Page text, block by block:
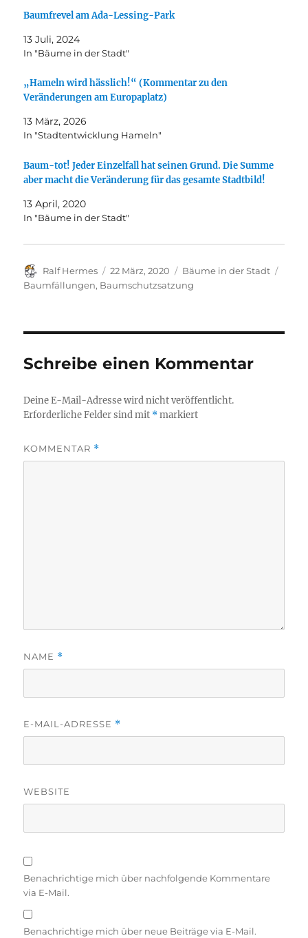
Baumfrevel am Ada-Lessing-Park
13 Juli, 2024
In "Bäume in der Stadt"
„Hameln wird hässlich!“ (Kommentar zu den
Veränderungen am Europaplatz)
13 März, 2026
In "Stadtentwicklung Hameln"
Baum-tot! Jeder Einzelfall hat seinen Grund. Die Summe
aber macht die Veränderung für das gesamte Stadtbild!
13 April, 2020
In "Bäume in der Stadt"
Autor
Ralf Hermes
Veröffentlicht
am
22 März, 2020 Kategorien
Bäume in der Stadt
Baumfällungen, Baumschutzsatzung
Schreibe einen Kommentar
Deine E-Mail-Adresse wird nicht veröffentlicht.
Erforderliche Felder sind mit *markiert
KOMMENTAR *
NAME *
E-MAIL-ADRESSE *
WEBSITE
Benachrichtige mich über nachfolgende Kommentare
via E-Mail.
Benachrichtige mich über neue Beiträge via E-Mail.